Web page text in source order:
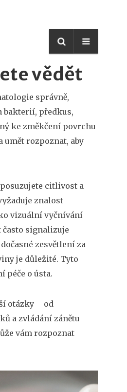
vědět
správně,
bakterií, předkus,
ke změkčení povrchu
umět rozpoznat, aby
citlivost a
znalost
vizuální vyčnívání
často signalizuje
zesvětlení za
je důležité. Tyto
péče o ústa.
otázky – od
a zvládání zánětu
vám rozpoznat